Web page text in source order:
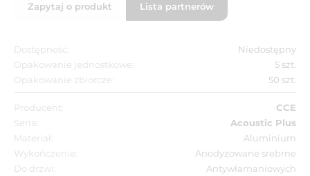
Zapytaj o produkt Lista partnerów
Dostępność:
Niedostępny
Opakowanie jednostkowe:
5 szt.
Opakowanie zbiorcze:
50 szt.
Producent:
CCE
Seria:
Acoustic Plus
Materiał:
Aluminium
Wykończenie:
Anodyzowane srebrne
Do drzwi:
Antywłamaniowych